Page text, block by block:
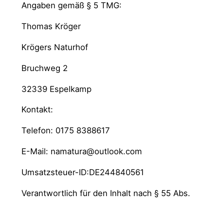
Angaben gemäß § 5 TMG:
Thomas Kröger
Krögers Naturhof
Bruchweg 2
32339 Espelkamp
Kontakt:
Telefon: 0175 8388617
E-Mail: namatura@outlook.com
Umsatzsteuer-ID:DE244840561
Verantwortlich für den Inhalt nach § 55 Abs.